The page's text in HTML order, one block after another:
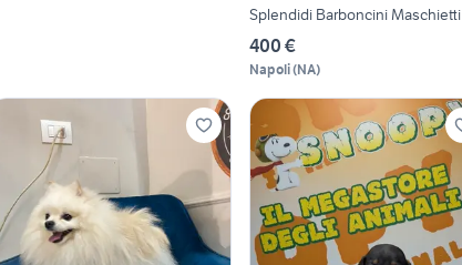
Splendidi Barboncini Maschietti
400 €
Napoli(NA)